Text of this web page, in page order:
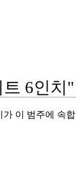
6인치
이 범주에 속